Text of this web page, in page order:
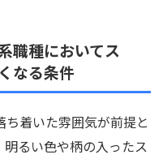
職種においてス
なる条件
着いた雰囲気が前提と
るい色や柄の入ったス